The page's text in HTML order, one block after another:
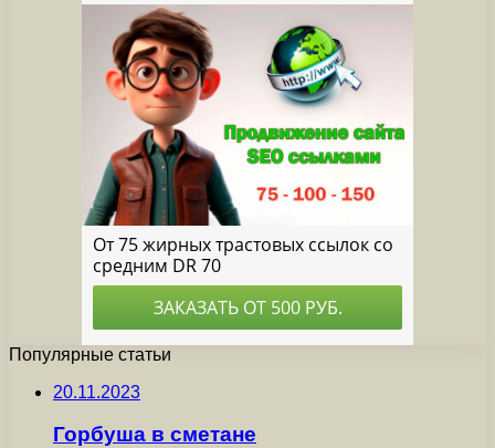
Популярные статьи
20.11.2023
Горбуша в сметане